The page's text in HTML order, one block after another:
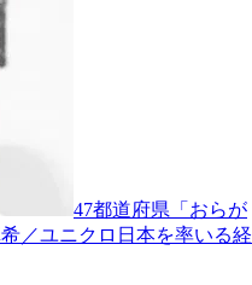
47都道府県「おらが
／ユニクロ日本を率いる経